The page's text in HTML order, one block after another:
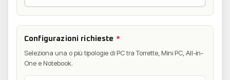
Configurazioni richieste *
Seleziona una o più tipologie di PC tra Torrette, Mini PC, All-in-
One e Notebook.